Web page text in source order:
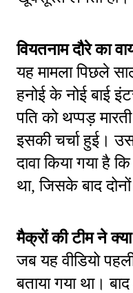
वियतनाम दौरे का
यह मामला पिछले
हनोई के नोई बाई
पति को थप्पड़
इसकी चर्चा हुई।
दावा किया गया है
था, जिसके बाद
मैक्रों की टीम ने
जब यह वीडियो
बताया गया था।